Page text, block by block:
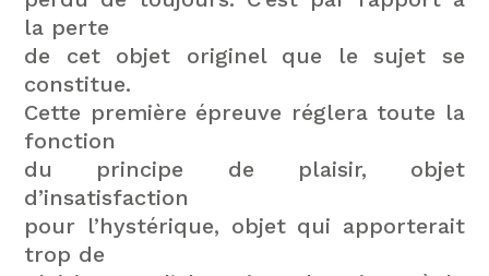
la perte
de cet objet originel que le sujet se
constitue.
Cette première épreuve réglera toute la
fonction
du principe de plaisir, objet
d’insatisfaction
pour l’hystérique, objet qui apporterait
trop de